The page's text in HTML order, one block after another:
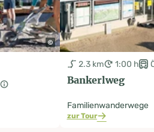
2.3 km 1:00 h
Bankerlweg
Familienwanderwege
zur Tour